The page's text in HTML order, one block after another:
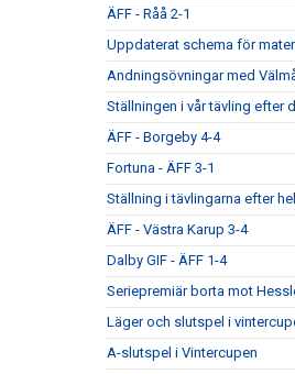
ÄFF - Råå 2-1
Uppdaterat schema för
Andningsövningar med
Ställningen i vår tävling efter
ÄFF - Borgeby 4-4
Fortuna - ÄFF 3-1
Ställning i tävlingarna efter
ÄFF - Västra Karup 3-4
Dalby GIF - ÄFF 1-4
Seriepremiär borta mot
Läger och slutspel i
A-slutspel i Vintercupen